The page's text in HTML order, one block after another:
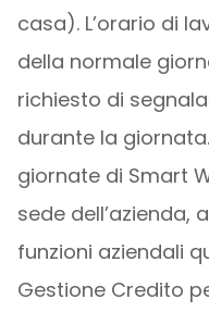
casa). L’orario di
della normale
richiesto di
durante la
giornate di Smart
sede dell’azienda,
funzioni aziendali
Gestione Credito